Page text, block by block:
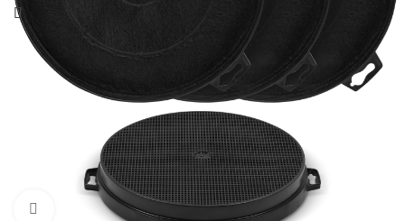
Zum Vergrößern klicken